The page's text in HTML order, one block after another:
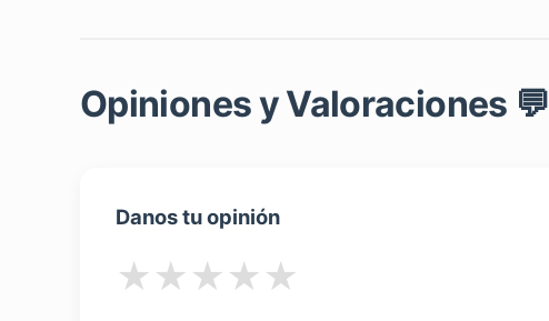
Opiniones y Valoraciones 💬
Danos tu opinión
★
★
★
★
★